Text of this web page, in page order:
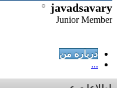
javadsavary
Junior Member
درباره من
...